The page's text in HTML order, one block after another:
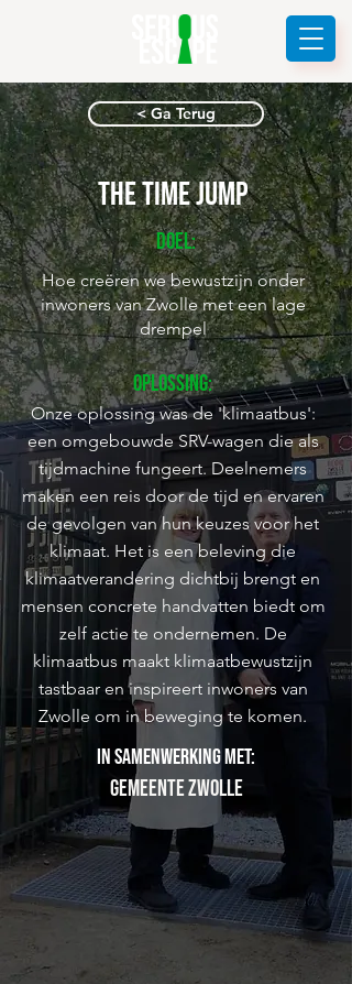
< Ga Terug
The Time Jump
Doel:
Hoe creëren we bewustzijn onder
inwoners van Zwolle met een lage
drempel
Oplossing:
Onze oplossing was de 'klimaatbus':
een omgebouwde SRV-wagen die als
tijdmachine fungeert. Deelnemers
maken een reis door de tijd en ervaren
de gevolgen van hun keuzes voor het
klimaat. Het is een beleving die
klimaatverandering dichtbij brengt en
mensen concrete handvatten biedt om
zelf actie te ondernemen. De
klimaatbus maakt klimaatbewustzijn
tastbaar en inspireert inwoners van
Zwolle om in beweging te komen.
In samenwerking met:
Gemeente Zwolle
Mobiele Escape